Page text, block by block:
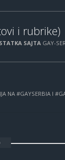
i rubrike)
SAJTA GAY-
NA #GAYSERBIA I